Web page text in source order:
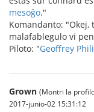
mesoĝo."
Komandanto: "Okej,
malafablegulo vi
Piloto: "Geoffrey
Grown (Montri la
2017-junio-02 15:31:12